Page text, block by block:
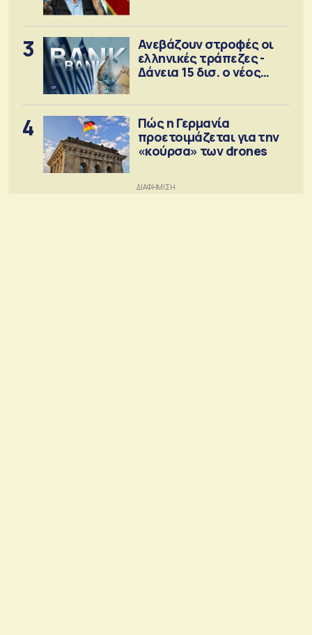
3
Ανεβάζουν στροφές οι
ελληνικές τράπεζες -
Δάνεια 15 δισ. ο νέος
4
Πώς η Γερμανία
προετοιμάζεται για την
«κούρσα» των drones